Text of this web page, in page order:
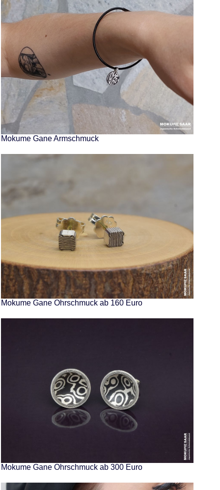
Mokume Gane Armschmuck
Mokume Gane Ohrschmuck ab 160 Euro
Mokume Gane Ohrschmuck ab 300 Euro